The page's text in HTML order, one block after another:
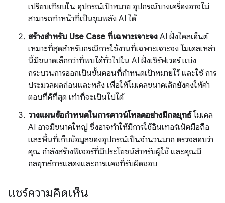
เปรียบเทียบใน อุปกรณ์เป้าหมาย อุปกรณ์บางเครื่องอาจไม่
สามารถทำหน้าที่เป็นขุมพลัง AI ได้
สร้างสำหรับ Use Case ที่เฉพาะเจาะจง AI ฝั่งไคลเอ็นต์
เหมาะที่สุดสำหรับกรณีการใช้งานที่เฉพาะเจาะจง โมเดลเหล่า
นี้มีขนาดเล็กกว่าที่พบได้ทั่วไปใน AI ฝั่งเซิร์ฟเวอร์ แบ่ง
กระบวนการออกเป็นขั้นตอนที่กำหนดเป้าหมายไว้ และใช้ การ
ประมวลผลก่อนและหลัง เพื่อให้โมเดลขนาดเล็กยังคงให้คำ
ตอบที่ดีที่สุด เท่าที่จะเป็นไปได้
วางแผนข้อกำหนดในการดาวน์โหลดอย่างมีกลยุทธ์โมเดล
AI อาจมีขนาดใหญ่ ซึ่งอาจทําให้มีการใช้อินเทอร์เน็ตมือถือ
และพื้นที่เก็บข้อมูลของอุปกรณ์เป็นจํานวนมาก ตรวจสอบว่า
คุณ กำลังสร้างฟีเจอร์ที่มีประโยชน์สำหรับผู้ใช้ และคุณมี
กลยุทธ์การแสดงและการแคชที่รับผิดชอบ
แชร์ความคิดเห็น